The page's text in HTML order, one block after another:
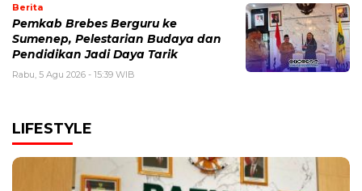
Berita
Pemkab Brebes Berguru ke
Sumenep, Pelestarian Budaya dan
Pendidikan Jadi Daya Tarik
Rabu, 5 Agu 2026 - 15:39 WIB
LIFESTYLE